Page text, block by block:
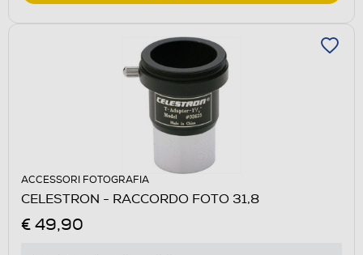
ACCESSORI FOTOGRAFIA
CELESTRON - RACCORDO FOTO 31,8
€ 49,90